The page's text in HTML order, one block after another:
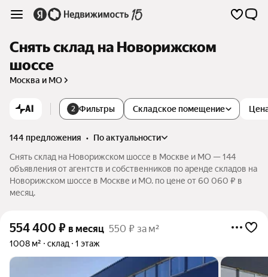
Снять склад на Новорижском
шоссе
Москва и МО
AI 2 Фильтры Складское помещение
144 предложения •
по актуальности
Снять склад на Новорижском шоссе в Москве и МО — 144
объявления от агентств и собственников по аренде складов на
Новорижском шоссе в Москве и МО. по цене от 60 060 ₽ в
месяц.
554 400 ₽ в месяц 550 ₽ за м²
1008 м² склад 1 этаж